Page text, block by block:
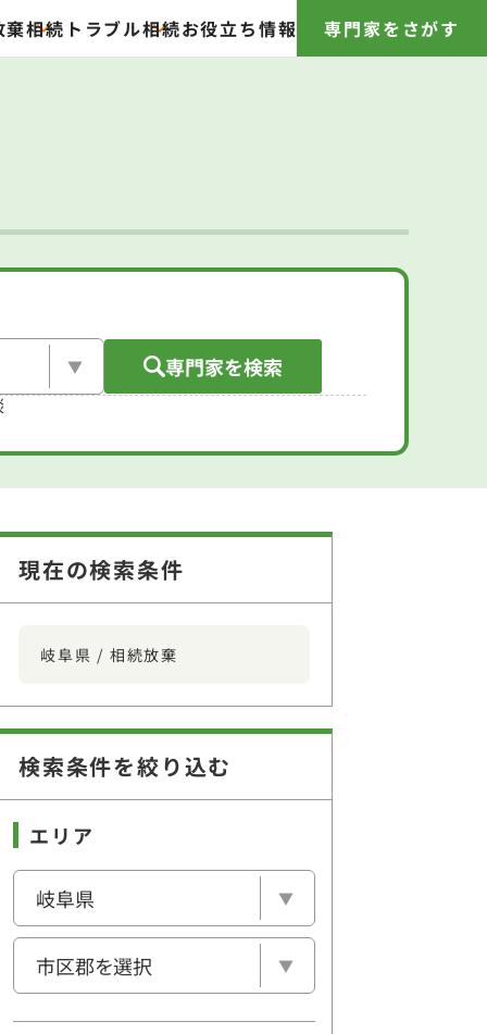
棄相続トラブル相続お役立ち情報 専門家をさがす
専門家を検索
現在の検索条件
岐阜県 / 相続放棄
検索条件を絞り込む
エリア